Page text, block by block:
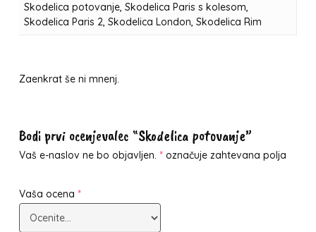
Skodelica potovanje, Skodelica Paris s kolesom,
Skodelica Paris 2, Skodelica London, Skodelica Rim
Zaenkrat še ni mnenj.
Bodi prvi ocenjevalec “Skodelica potovanje”
Vaš e-naslov ne bo objavljen. *označuje zahtevana polja
Vaša ocena *